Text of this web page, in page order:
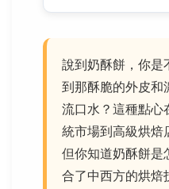
說到奶酥餅，你是
到那酥脆的外皮和
流口水？這種點心
統市場到高級烘焙
但你知道奶酥餅是
合了中西方的烘焙